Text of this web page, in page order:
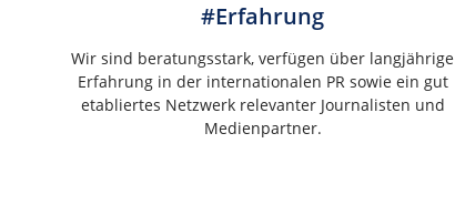
#Erfahrung
Wir sind beratungsstark, verfügen über langjährige
Erfahrung in der internationalen PR sowie ein gut
etabliertes Netzwerk relevanter Journalisten und
Medienpartner.